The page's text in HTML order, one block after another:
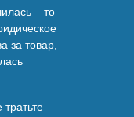
– то
за товар,